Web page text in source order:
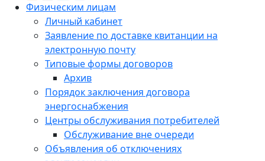
Физическим лицам
Личный кабинет
Заявление по доставке квитанции на
электронную почту
Типовые формы договоров
Архив
Порядок заключения договора
энергоснабжения
Центры обслуживания потребителей
Обслуживание вне очереди
Объявления об отключениях